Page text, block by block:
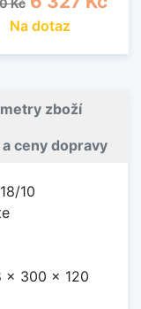
Kč
Na dotaz
zboží
ceny dopravy
10
x 300 x 120